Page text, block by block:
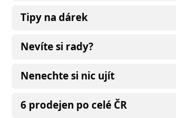
Tipy na dárek
Nevíte si rady?
Nenechte si nic ujít
6 prodejen po celé ČR